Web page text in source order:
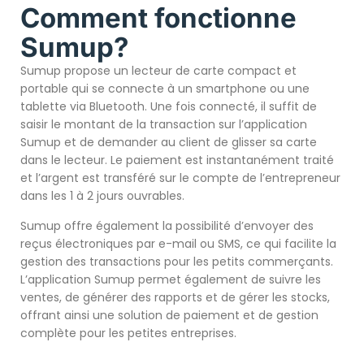
Comment fonctionne
Sumup?
Sumup propose un lecteur de carte compact et
portable qui se connecte à un smartphone ou une
tablette via Bluetooth. Une fois connecté, il suffit de
saisir le montant de la transaction sur l’application
Sumup et de demander au client de glisser sa carte
dans le lecteur. Le paiement est instantanément traité
et l’argent est transféré sur le compte de l’entrepreneur
dans les 1 à 2 jours ouvrables.
Sumup offre également la possibilité d’envoyer des
reçus électroniques par e-mail ou SMS, ce qui facilite la
gestion des transactions pour les petits commerçants.
L’application Sumup permet également de suivre les
ventes, de générer des rapports et de gérer les stocks,
offrant ainsi une solution de paiement et de gestion
complète pour les petites entreprises.